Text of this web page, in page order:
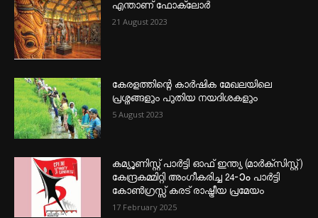
എന്താണ്‌ ഫോക്‌ലോർ
21 August 2023
കേരളത്തിന്റെ കാർഷിക മേഖലയിലെ
പ്രശ്നങ്ങളും പുതിയ നയദിശകളും
5 August 2023
കമ്യൂണിസ്റ്റ് പാർട്ടി ഓഫ് ഇന്ത്യ (മാർക്സിസ്റ്റ്)
കേന്ദ്രകമ്മിറ്റി അംഗീകരിച്ച 24‐ാം പാർട്ടി
കോൺഗ്രസ്സ് കരട് രാഷ്ട്രീയ പ്രമേയം
17 February 2025